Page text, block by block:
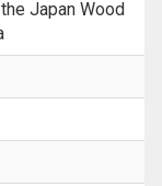
Japan Wood